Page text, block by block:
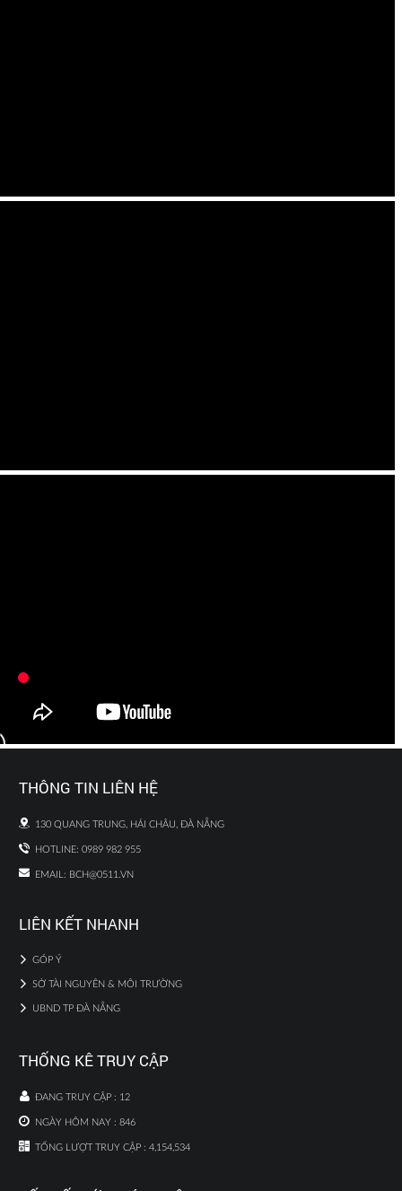
THÔNG TIN LIÊN HỆ
130 QUANG TRUNG, HẢI CHÂU, ĐÀ NẴNG
HOTLINE: 0989 982 955
EMAIL: BCH@0511.VN
LIÊN KẾT NHANH
GÓP Ý
SỞ TÀI NGUYÊN & MÔI TRƯỜNG
UBND TP ĐÀ NẴNG
THỐNG KÊ TRUY CẬP
ĐANG TRUY CẬP : 12
NGÀY HÔM NAY :846
TỔNG LƯỢT TRUY CẬP :4,154,534